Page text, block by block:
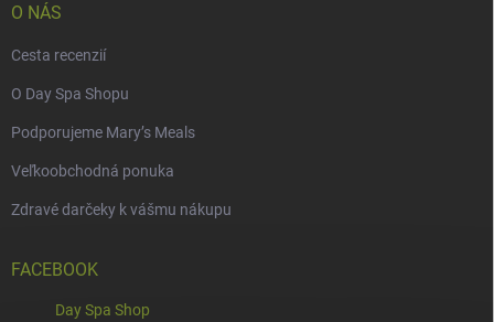
O NÁS
Cesta recenzií
O Day Spa Shopu
Podporujeme Mary’s Meals
Veľkoobchodná ponuka
Zdravé darčeky k vášmu nákupu
FACEBOOK
Day Spa Shop